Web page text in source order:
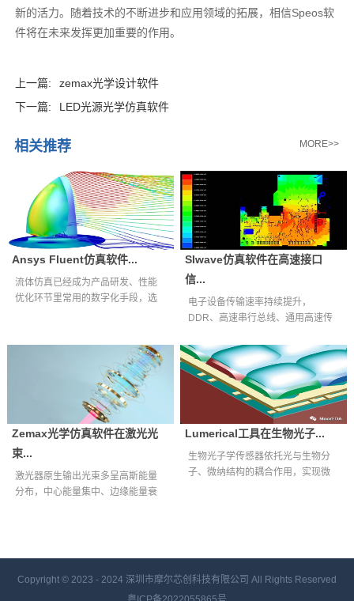
新的活力。随着技术的不断进步和应用领域的拓展，相信Speos软
件将在未来发挥更加重要的作用。‍
上一篇:
zemax光学设计软件
下一篇:
LED光源光学仿真软件
相关推荐 MORE>>
Ansys Fluent仿真软件...
流体仿真已经成为产品研发、性能
优化环节里常用的数字化手段，选
SIwave仿真软件在高速接口
信...
电子设备传输速率持续提升，
DDR、高速串行总线、通用高速传
Zemax光学仿真软件在激光光
束...
激光器原生输出光束多呈高斯能量
分布，中心能量集中、边缘能量衰
Lumerical工具在生物光子...
生物光子学传感器依托光与生物分
子、微纳结构的耦合作用，实现微
Copyright © 2023 - 2024 深圳市摩尔芯创科技有限公司 All Rights Reserved